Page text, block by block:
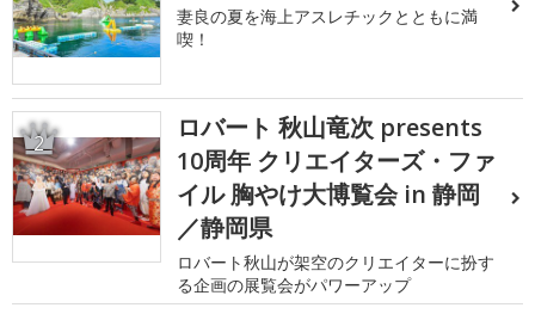
妻良の夏を海上アスレチックとともに満
喫！
2
ロバート 秋山竜次 presents
10周年 クリエイターズ・ファ
イル 胸やけ大博覧会 in 静岡
／静岡県
ロバート秋山が架空のクリエイターに扮す
る企画の展覧会がパワーアップ